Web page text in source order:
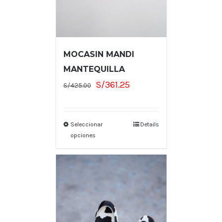
MOCASIN MANDI
MANTEQUILLA
S/425.00
El
era:
S/425.00.
S/361.25El
es:
Seleccionar
opciones
Details